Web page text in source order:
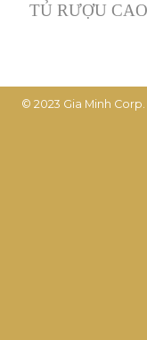
TỦ RƯỢU
© 2023 Gia Minh